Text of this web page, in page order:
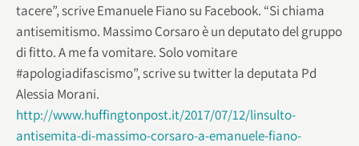
tacere”, scrive Emanuele Fiano su Facebook. “Si chiama
antisemitismo. Massimo Corsaro è un deputato del gruppo
di fitto. A me fa vomitare. Solo vomitare
#apologiadifascismo”, scrive su twitter la deputata Pd
Alessia Morani.
http://www.huffingtonpost.it/2017/07/12/linsulto-
antisemita-di-massimo-corsaro-a-emanuele-fiano-